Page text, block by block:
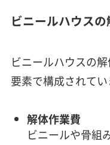
ビニールハウス
ビニールハウスの
要素で構成されてい
解体作業費
ビニールや骨組